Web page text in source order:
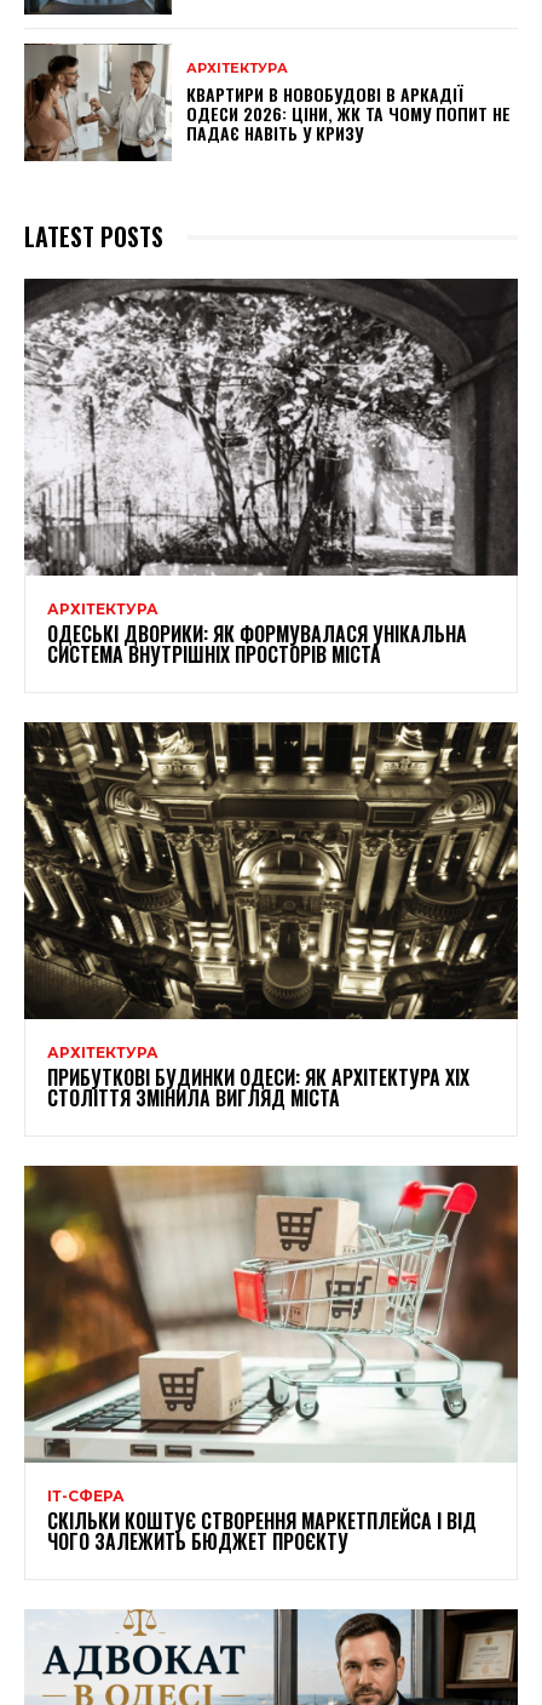
АРХІТЕКТУРА
КВАРТИРИ В НОВОБУДОВІ В АРКАДІЇ
ОДЕСИ 2026: ЦІНИ, ЖК ТА ЧОМУ ПОПИТ НЕ
ПАДАЄ НАВІТЬ У КРИЗУ
LATEST POSTS
АРХІТЕКТУРА
ОДЕСЬКІ ДВОРИКИ: ЯК ФОРМУВАЛАСЯ УНІКАЛЬНА
СИСТЕМА ВНУТРІШНІХ ПРОСТОРІВ МІСТА
АРХІТЕКТУРА
ПРИБУТКОВІ БУДИНКИ ОДЕСИ: ЯК АРХІТЕКТУРА XIX
СТОЛІТТЯ ЗМІНИЛА ВИГЛЯД МІСТА
ІТ-СФЕРА
СКІЛЬКИ КОШТУЄ СТВОРЕННЯ МАРКЕТПЛЕЙСА І ВІД
ЧОГО ЗАЛЕЖИТЬ БЮДЖЕТ ПРОЄКТУ